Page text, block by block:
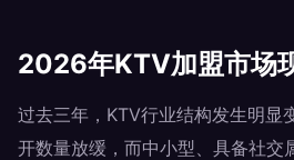
2026年KTV加盟市场
过去三年，KTV行业结构发生明显
开数量放缓，而中小型、具备社交